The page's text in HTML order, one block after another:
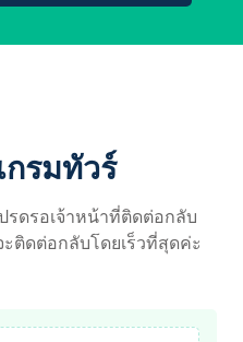
รมทัวร์
ดรอเจ้าหน้าที่ติดต่อกลับ
ติดต่อกลับโดยเร็วที่สุดค่ะ